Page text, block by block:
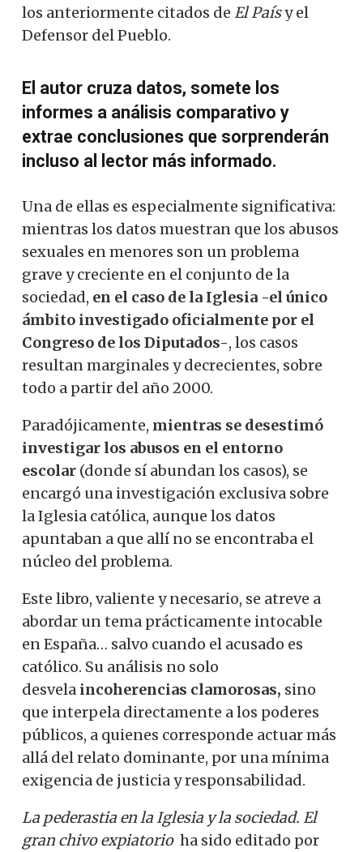
los anteriormente citados de El Paísy el
Defensor del Pueblo.
El autor cruza datos, somete los
informes a análisis comparativo y
extrae conclusiones que sorprenderán
incluso al lector más informado.
Una de ellas es especialmente significativa:
mientras los datos muestran que los abusos
sexuales en menores son un problema
grave y creciente en el conjunto de la
sociedad, en el caso de la Iglesia -el único
ámbito investigado oficialmente por el
Congreso de los Diputados-, los casos
resultan marginales y decrecientes, sobre
todo a partir del año 2000.
Paradójicamente, mientras se desestimó
investigar los abusos en el entorno
escolar (donde sí abundan los casos), se
encargó una investigación exclusiva sobre
la Iglesia católica, aunque los datos
apuntaban a que allí no se encontraba el
núcleo del problema.
Este libro, valiente y necesario, se atreve a
abordar un tema prácticamente intocable
en España… salvo cuando el acusado es
católico. Su análisis no solo
desvela incoherencias clamorosas, sino
que interpela directamente a los poderes
públicos, a quienes corresponde actuar más
allá del relato dominante, por una mínima
exigencia de justicia y responsabilidad.
La pederastia en la Iglesia y la sociedad. El
gran chivo expiatorio ha sido editado por